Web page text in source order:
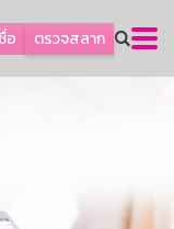
อ ตรวจสลาก